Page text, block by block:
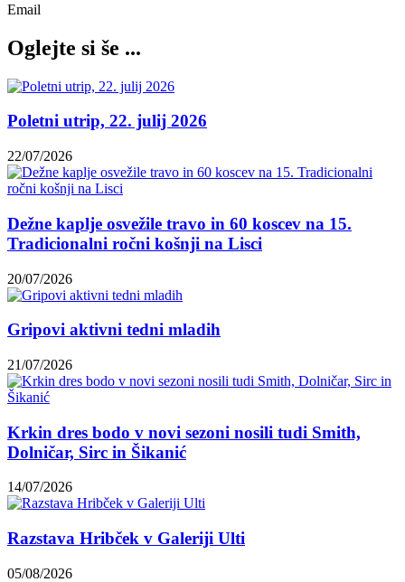
Email
Oglejte si še ...
Poletni utrip, 22. julij 2026
22/07/2026
Dežne kaplje osvežile travo in 60 koscev na 15.
Tradicionalni ročni košnji na Lisci
20/07/2026
Gripovi aktivni tedni mladih
21/07/2026
Krkin dres bodo v novi sezoni nosili tudi Smith,
Dolničar, Sirc in Šikanić
14/07/2026
Razstava Hribček v Galeriji Ulti
05/08/2026